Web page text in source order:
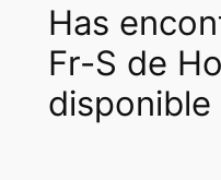
s
:
₡
Has
Fr-S de
disponible